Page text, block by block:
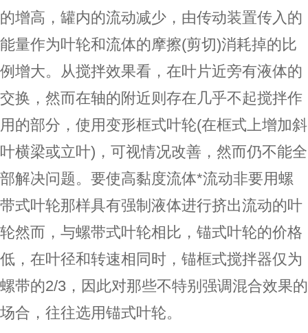
的增高，罐内的流动减少，由传动装置传入的
能量作为叶轮和流体的摩擦(剪切)消耗掉的比
例增大。从搅拌效果看，在叶片近旁有液体的
交换，然而在轴的附近则存在几乎不起搅拌作
用的部分，使用变形框式叶轮(在框式上增加斜
叶横梁或立叶)，可视情况改善，然而仍不能全
部解决问题。要使高黏度流体*流动非要用螺
带式叶轮那样具有强制液体进行挤出流动的叶
轮然而，与螺带式叶轮相比，锚式叶轮的价格
低，在叶径和转速相同时，锚框式搅拌器仅为
螺带的2/3，因此对那些不特别强调混合效果的
场合，往往选用锚式叶轮。